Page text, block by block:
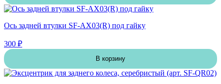
Ось задней втулки SF-AX03(R) под гайку
300 ₽
В корзину